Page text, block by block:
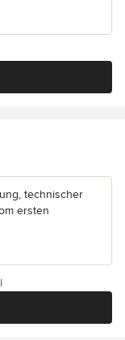
technischer
ersten